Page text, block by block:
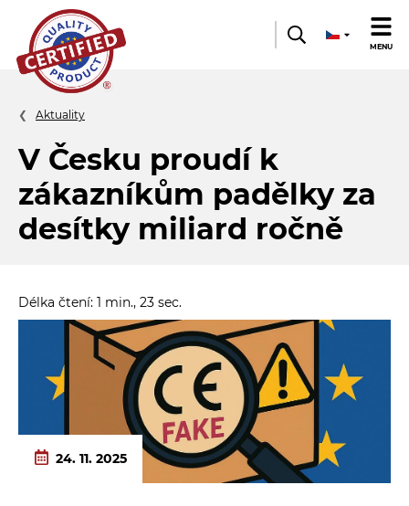
Quality
product
MENU
Aktuality
V Česku proudí k
zákazníkům padělky za
desítky miliard ročně
Délka čtení: 1 min., 23 sec.
24. 11. 2025